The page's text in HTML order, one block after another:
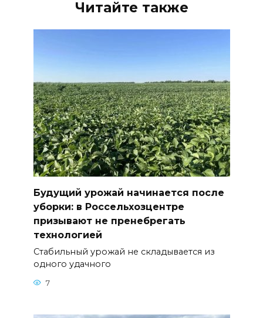
Читайте также
Будущий урожай начинается после
уборки: в Россельхозцентре
призывают не пренебрегать
технологией
Стабильный урожай не складывается из
одного удачного
7